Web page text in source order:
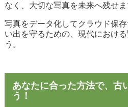
なく、大切な写真を未来へ残せま
写真をデータ化してクラウド保
い出を守るための、現代におけ
う。
あなたに合った方法で、古
う！